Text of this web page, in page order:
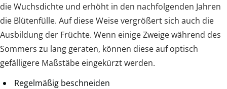
die Wuchsdichte und erhöht in den nachfolgenden Jahren
die Blütenfülle. Auf diese Weise vergrößert sich auch die
Ausbildung der Früchte. Wenn einige Zweige während des
Sommers zu lang geraten, können diese auf optisch
gefälligere Maßstäbe eingekürzt werden.
Regelmäßig beschneiden